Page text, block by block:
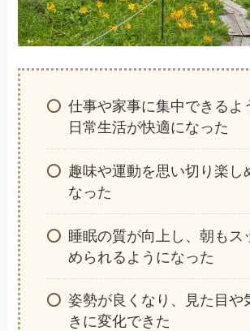
仕事や家事に集中できるよ
日常生活が快適になった
趣味や運動を思い切り楽し
なった
睡眠の質が向上し、朝もス
められるようになった
姿勢が良くなり、見た目や
きに変化できた